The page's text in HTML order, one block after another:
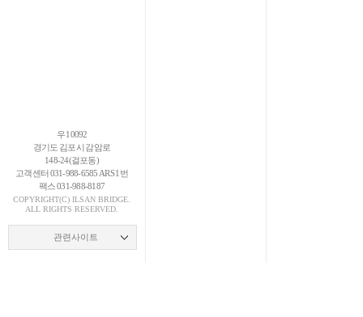
우 10092
경기도 김포시 감암로
148-24(걸포동)
고객센터 031-988-6585 ARS 1번
팩스 031-988-8187
COPYRIGHT(C) ILSAN BRIDGE.
ALL RIGHTS RESERVED.
관련사이트